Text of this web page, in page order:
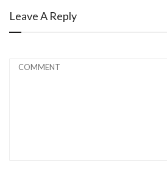
Leave A Reply